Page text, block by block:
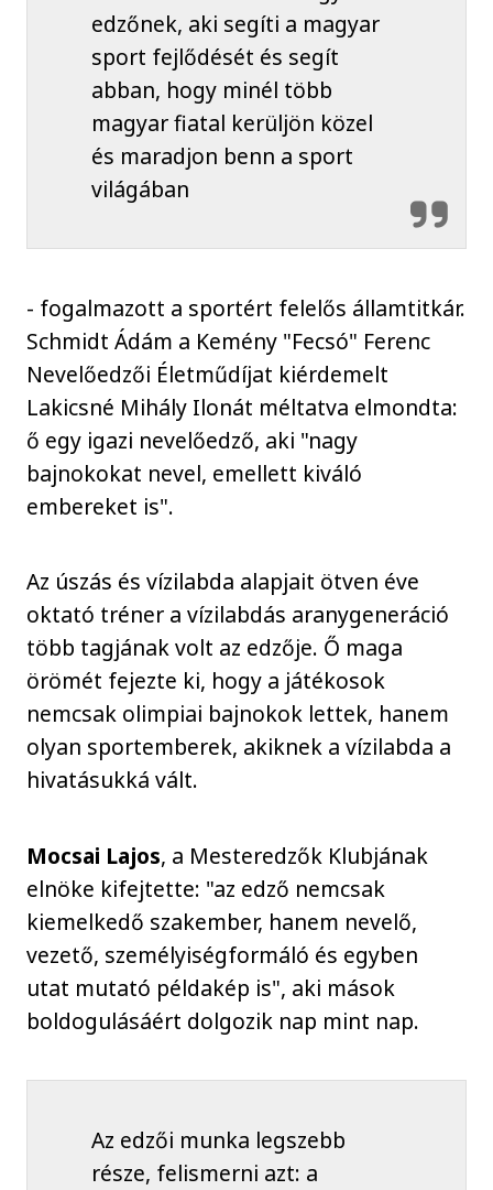
edzőnek, aki segíti a magyar
sport fejlődését és segít
abban, hogy minél több
magyar fiatal kerüljön közel
és maradjon benn a sport
világában
- fogalmazott a sportért felelős államtitkár.
Schmidt Ádám a Kemény "Fecsó" Ferenc
Nevelőedzői Életműdíjat kiérdemelt
Lakicsné Mihály Ilonát méltatva elmondta:
ő egy igazi nevelőedző, aki "nagy
bajnokokat nevel, emellett kiváló
embereket is".
Az úszás és vízilabda alapjait ötven éve
oktató tréner a vízilabdás aranygeneráció
több tagjának volt az edzője. Ő maga
örömét fejezte ki, hogy a játékosok
nemcsak olimpiai bajnokok lettek, hanem
olyan sportemberek, akiknek a vízilabda a
hivatásukká vált.
Mocsai Lajos, a Mesteredzők Klubjának
elnöke kifejtette: "az edző nemcsak
kiemelkedő szakember, hanem nevelő,
vezető, személyiségformáló és egyben
utat mutató példakép is", aki mások
boldogulásáért dolgozik nap mint nap.
Az edzői munka legszebb
része, felismerni azt: a